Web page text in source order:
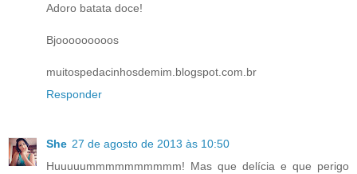
Adoro batata doce!
Bjooooooooos
muitospedacinhosdemim.blogspot.com.br
Responder
She 27 de agosto de 2013 às 10:50
Huuuuummmmmmmmmm! Mas que delícia e que perigo